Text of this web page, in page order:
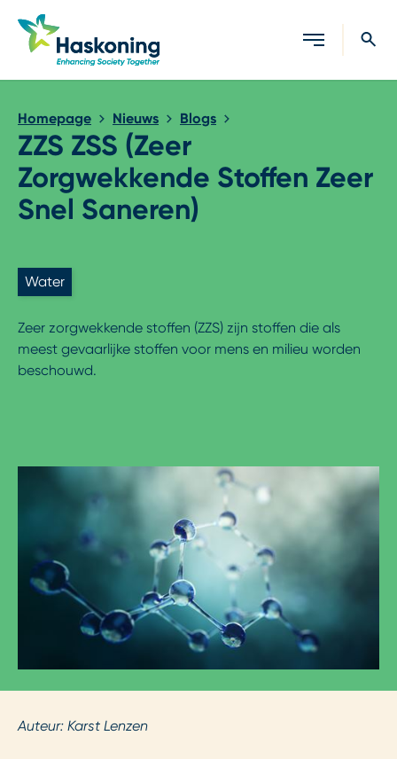
Sluiten
Homepage Nieuws Blogs
ZZS ZSS (Zeer
Zorgwekkende Stoffen Zeer
Snel Saneren)
Water
Zeer zorgwekkende stoffen (ZZS) zijn stoffen die als
meest gevaarlijke stoffen voor mens en milieu worden
beschouwd.
Auteur: Karst Lenzen